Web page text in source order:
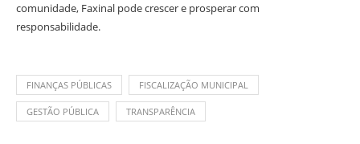
comunidade, Faxinal pode crescer e prosperar com
responsabilidade.
FINANÇAS PÚBLICAS FISCALIZAÇÃO MUNICIPAL
GESTÃO PÚBLICA TRANSPARÊNCIA